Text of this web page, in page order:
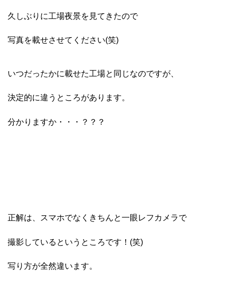
久しぶりに工場夜景を見てきたので
写真を載せさせてください(笑)
いつだったかに載せた工場と同じなのですが、
決定的に違うところがあります。
分かりますか・・・？？？
正解は、スマホでなくきちんと一眼レフカメラで
撮影しているというところです！(笑)
写り方が全然違います。